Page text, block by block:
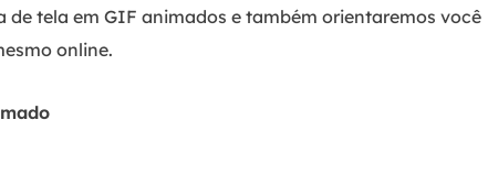
tela em GIF animados e também orientaremos você
online.